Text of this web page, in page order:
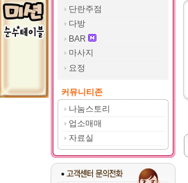
단란주점
다방
BAR
마사지
요정
커뮤니티존
나눔스토리
업소매매
자료실